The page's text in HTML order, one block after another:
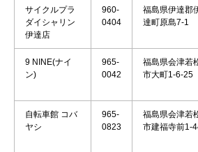
サイクルプラ
ダイシャリン
伊達店
960-
0404
福島県伊達郡
達町原島7-1
9 NINE(ナイ
ン)
965-
0042
福島県会津若
市大町1-6-25
自転車館 コバ
ヤシ
965-
0823
福島県会津若
市建福寺前1-